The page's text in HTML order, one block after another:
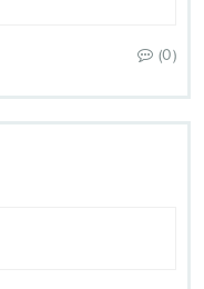
(0)